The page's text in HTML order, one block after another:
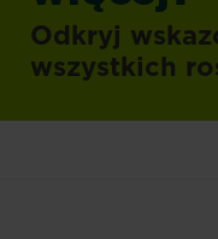
Odkryj
wszystkich